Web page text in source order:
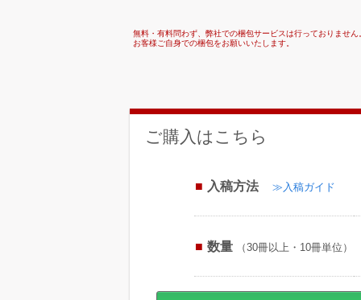
無料・有料問わず、弊社での梱包サービスは行っておりません
お客様ご自身での梱包をお願いいたします。
ご購入はこちら
入稿方法 ≫入稿ガイド
数量 （30冊以上・10冊単位）